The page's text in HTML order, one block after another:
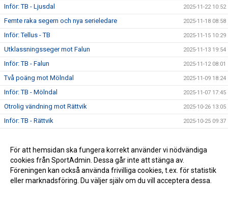
Inför: TB - Ljusdal 2025-11-22 10:52
Femte raka segern och nya serieledare 2025-11-18 08:58
Inför: Tellus - TB 2025-11-15 10:29
Utklassningsseger mot Falun 2025-11-13 19:54
Inför: TB - Falun 2025-11-12 08:01
Två poäng mot Mölndal 2025-11-09 18:24
Inför: TB - Mölndal 2025-11-07 17:45
Otrolig vändning mot Rättvik 2025-10-26 13:05
Inför: TB - Rättvik 2025-10-25 09:37
Inför seriepremiär: TB - Kungälv 2025-10-18 20:12
Säsongen 2023/24 Slut 2024-03-18 19:58
För att hemsidan ska fungera korrekt använder vi nödvändiga
cookies från SportAdmin. Dessa går inte att stänga av.
Föreningen kan också använda frivilliga cookies, t.ex. för statistik
eller marknadsföring. Du väljer själv om du vill acceptera dessa.